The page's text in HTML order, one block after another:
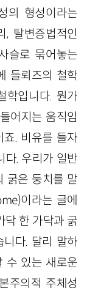
의 형성이라는
탈변증법적인
슬로 묶어놓는
들뢰즈의 철학
학입니다. 뭔가
어지는 움직임
. 비유를 들자
다. 우리가 일반
굵은 둥치를 말
이라는 글에
닥 한 가닥과 굵
다. 달리 말하
수 있는 새로운
주의적 주체성